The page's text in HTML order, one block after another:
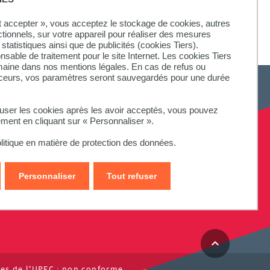
accepter », vous acceptez le stockage de cookies, autres
sur votre appareil pour réaliser des mesures
ainsi que de publicités (cookies Tiers).
de traitement pour le site Internet. Les cookies Tiers
dans nos mentions légales. En cas de refus ou
vos paramètres seront sauvegardés pour une durée
les cookies après les avoir acceptés, vous pouvez
en cliquant sur « Personnaliser ».
en matière de protection des données.
Tout refuser
Personnaliser